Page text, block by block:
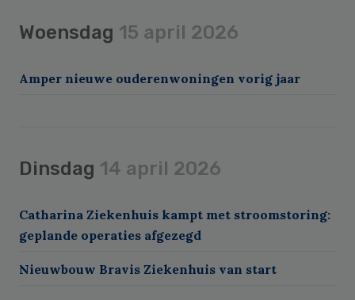
Woensdag 15 april 2026
Amper nieuwe ouderenwoningen vorig jaar
Dinsdag 14 april 2026
Catharina Ziekenhuis kampt met stroomstoring:
geplande operaties afgezegd
Nieuwbouw Bravis Ziekenhuis van start